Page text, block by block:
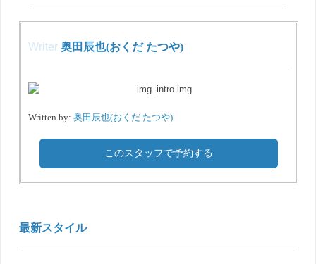
Writer奥田辰也(おくだ たつや)
Written by:奥田辰也(おくだ たつや)
このスタッフで予約する
最新スタイル